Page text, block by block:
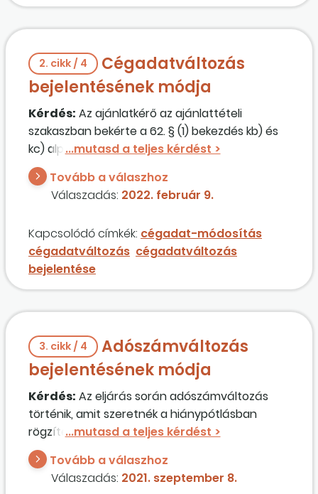
2. cikk / 4
Cégadatváltozás
bejelentésének módja
Kérdés: Az ajánlatkérő az ajánlattételi
szakaszban bekérte a 62. § (1) bekezdés kb) és
kc) alpontjai szerinti igazolást, de cégünknek
közben volt egy változásbejegyzése
tulajdonosváltás okán, mivel más
magánszemély lett a cég tulajdonosa. Mit
Tovább a válaszhoz
Válaszadás: 2022. február 9.
Kapcsolódó címkék: cégadat-módosítás
cégadatváltozás cégadatváltozás
bejelentése
3. cikk / 4
Adószámváltozás
bejelentésének módja
Kérdés: Az eljárás során adószámváltozás
történik, amit szeretnék a hiánypótlásban
rögzíteni, de ebben az esetben úgy módosítom
az adatokat, hogy erről nem értesítettem
előzetesen az ajánlatkérőt. Történhet ez
önkéntes hiánypótlás keretében?
Tovább a válaszhoz
Válaszadás: 2021. szeptember 8.